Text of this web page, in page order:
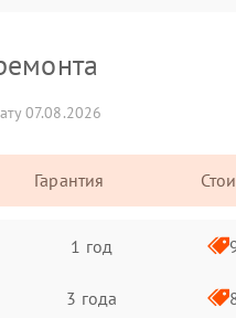
07.08.2026
Гарантия
1 год
3 года